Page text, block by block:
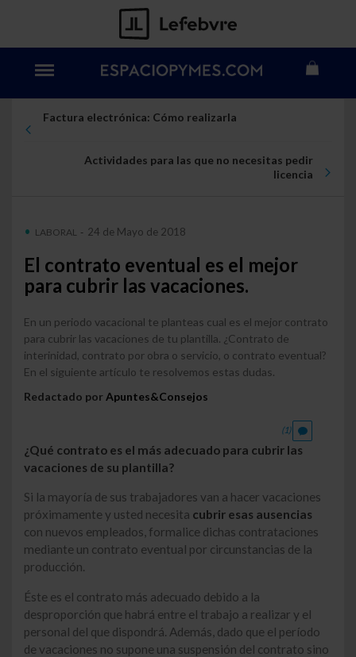
Factura electrónica: Cómo realizarla
Actividades para las que no necesitas pedir
licencia
LABORAL - 24 de Mayo de 2018
El contrato eventual es el mejor
para cubrir las vacaciones.
En un periodo vacacional te planteas cual es el mejor contrato
para cubrir las vacaciones de tu plantilla. ¿Contrato de
interinidad, contrato por obra o servicio, o contrato eventual?
En el siguiente artículo te resolvemos estas dudas.
Redactado por Apuntes&Consejos
(1)
¿Qué contrato es el más adecuado para cubrir las
vacaciones de su plantilla?
Si la mayoría de sus trabajadores van a hacer vacaciones
próximamente y usted necesita cubrir esas ausencias
con nuevos empleados, formalice dichas contrataciones
mediante un contrato eventual por circunstancias de la
producción.
Éste es el contrato más adecuado debido a la
desproporción que habrá entre el trabajo a realizar y el
personal del que dispondrá. Además, dado que el período
de vacaciones no supone una suspensión del contrato sino